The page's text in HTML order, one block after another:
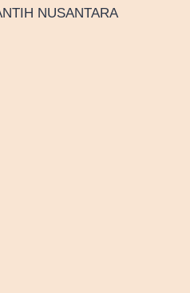
NUSANTARA